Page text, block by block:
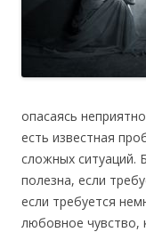
опасаясь
есть известная
сложных ситуаций.
полезна, если
если требуется
любовное чувство,